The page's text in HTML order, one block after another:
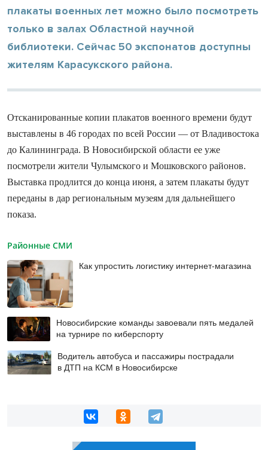
плакаты военных лет можно было посмотреть
только в залах Областной научной
библиотеки. Сейчас 50 экспонатов доступны
жителям Карасукского района.
Отсканированные копии плакатов военного времени будут
выставлены в 46 городах по всей России — от Владивостока
до Калининграда. В Новосибирской области ее уже
посмотрели жители Чулымского и Мошковского районов.
Выставка продлится до конца июня, а затем плакаты будут
переданы в дар региональным музеям для дальнейшего
показа.
Районные СМИ
Как упростить логистику интернет-магазина
Новосибирские команды завоевали пять медалей
на турнире по киберспорту
Водитель автобуса и пассажиры пострадали
в ДТП на КСМ в Новосибирске